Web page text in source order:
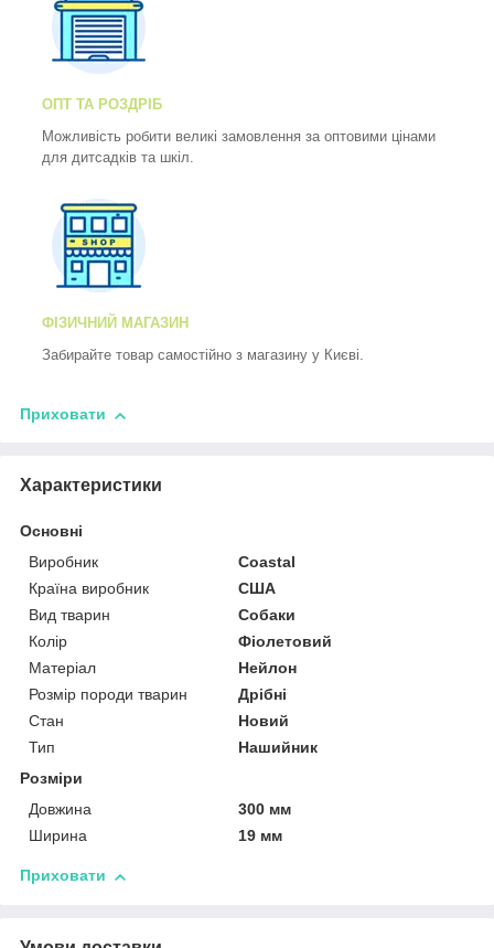
ОПТ ТА РОЗДРІБ
Можливість робити великі замовлення за оптовими цінами
для дитсадків та шкіл.
ФІЗИЧНИЙ МАГАЗИН
Забирайте товар самостійно з магазину у Києві.
Приховати
Характеристики
Основні
Виробник
Coastal
Країна виробник
США
Вид тварин
Собаки
Колір
Фіолетовий
Матеріал
Нейлон
Розмір породи тварин
Дрібні
Стан
Новий
Тип
Нашийник
Розміри
Довжина
300 мм
Ширина
19 мм
Приховати